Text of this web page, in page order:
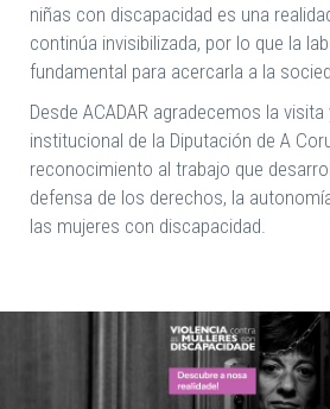
niñas con discapacidad es una
continúa invisibilizada, por lo que la
fundamental para acercarla a la
Desde ACADAR agradecemos la
institucional de la Diputación de A
reconocimiento al trabajo que
defensa de los derechos, la
las mujeres con discapacidad.